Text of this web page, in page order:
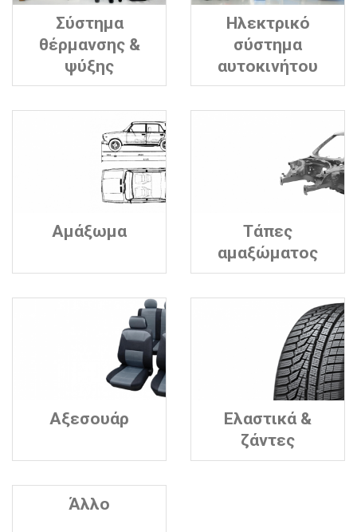
Σύστημα
θέρμανσης &
ψύξης
Ηλεκτρικό
σύστημα
αυτοκινήτου
Αμάξωμα
Τάπες
αμαξώματος
Αξεσουάρ
Ελαστικά &
ζάντες
Άλλο